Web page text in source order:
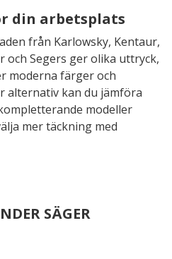
din arbetsplats
från Karlowsky, Kentaur,
och Segers ger olika uttryck,
moderna färger och
alternativ kan du jämföra
modeller
mer täckning med
SÄGER